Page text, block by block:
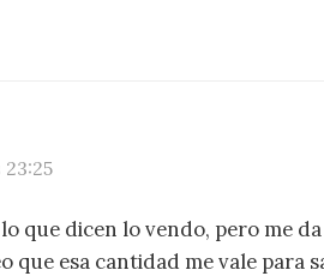
23:25
que dicen lo vendo, pero me
que esa cantidad me vale para